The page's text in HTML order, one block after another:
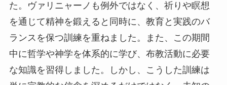
た。ヴァリニャーノも例外ではなく、祈りや瞑想
を通じて精神を鍛えると同時に、教育と実践のバ
ランスを保つ訓練を重ねました。また、この期間
中に哲学や神学を体系的に学び、布教活動に必要
な知識を習得しました。しかし、こうした訓練は